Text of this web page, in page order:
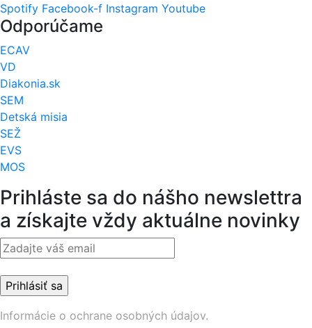
Spotify Facebook-f Instagram Youtube
Odporúčame
ECAV
VD
Diakonia.sk
SEM
Detská misia
SEŽ
EVS
MOS
Prihláste sa do nášho newslettra
a získajte vždy aktuálne novinky
Informácie o ochrane osobných údajov.